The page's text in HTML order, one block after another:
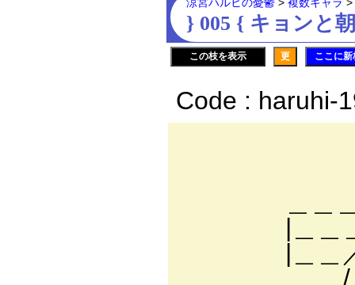
} 005 { キョンと
この枝を表示 更 ここに
Code : haruhi-
|＿＿＿＿
|＿＿／二
/ ノ/